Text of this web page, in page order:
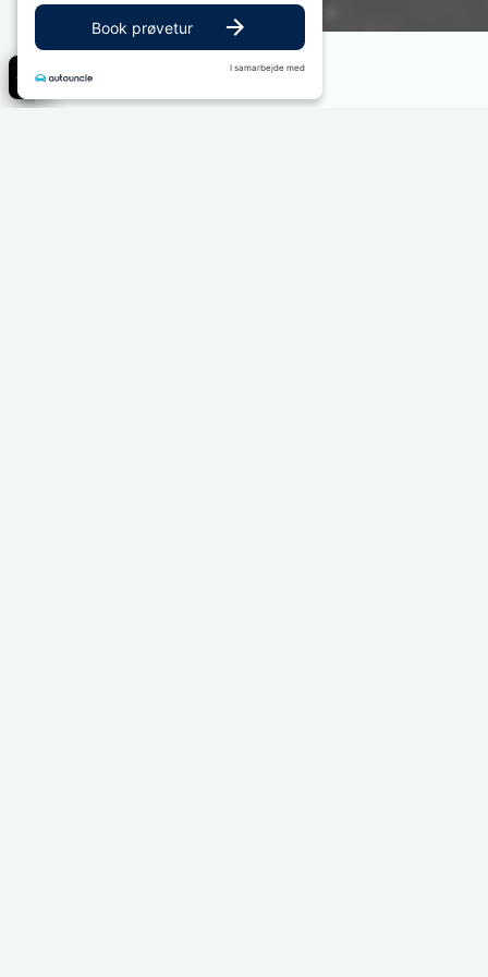
Book prøvetur
I samarbejde med